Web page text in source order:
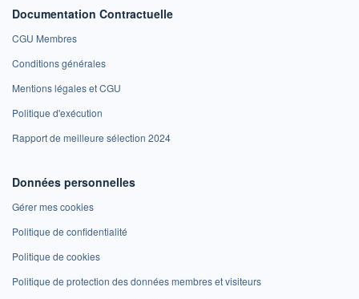
Documentation Contractuelle
CGU Membres
Conditions générales
Mentions légales et CGU
Politique d'exécution
Rapport de meilleure sélection 2024
Données personnelles
Gérer mes cookies
Politique de confidentialité
Politique de cookies
Politique de protection des données membres et visiteurs